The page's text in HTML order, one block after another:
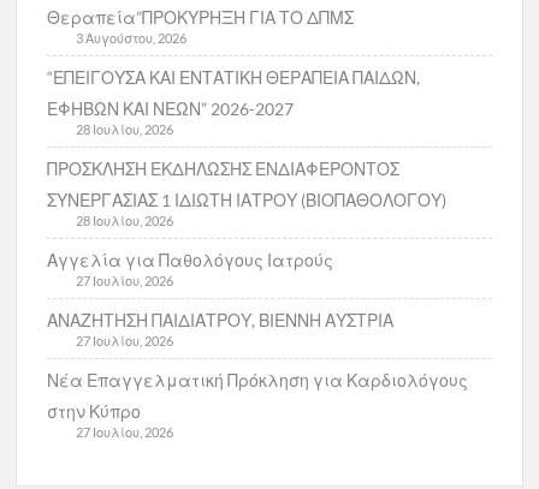
Θεραπεία”ΠΡΟΚΥΡΗΞΗ ΓΙΑ ΤΟ ΔΠΜΣ
3 Αυγούστου, 2026
“ΕΠΕΙΓΟΥΣΑ ΚΑΙ ΕΝΤΑΤΙΚΗ ΘΕΡΑΠΕΙΑ ΠΑΙΔΩΝ,
ΕΦΗΒΩΝ ΚΑΙ ΝΕΩΝ” 2026-2027
28 Ιουλίου, 2026
ΠΡΟΣΚΛΗΣΗ ΕΚΔΗΛΩΣΗΣ ΕΝΔΙΑΦΕΡΟΝΤΟΣ
ΣΥΝΕΡΓΑΣΙΑΣ 1 ΙΔΙΩΤΗ ΙΑΤΡΟΥ (ΒΙΟΠΑΘΟΛΟΓΟΥ)
28 Ιουλίου, 2026
Αγγελία για Παθολόγους Ιατρούς
27 Ιουλίου, 2026
ΑΝΑΖΗΤΗΣΗ ΠΑΙΔΙΑΤΡΟΥ, ΒΙΕΝΝΗ ΑΥΣΤΡΙΑ
27 Ιουλίου, 2026
Νέα Επαγγελματική Πρόκληση για Καρδιολόγους
στην Κύπρο
27 Ιουλίου, 2026